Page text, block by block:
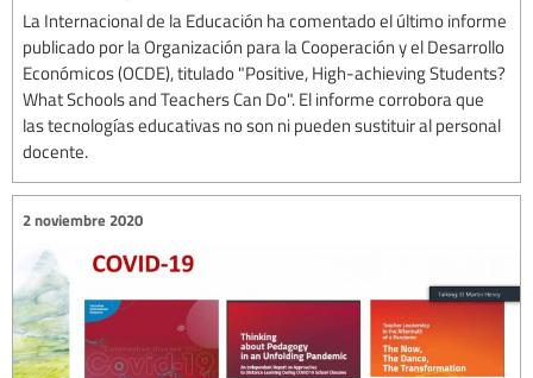
La Internacional de la Educación ha comentado el último informe
publicado por la Organización para la Cooperación y el Desarrollo
Económicos (OCDE), titulado "Positive, High-achieving Students?
What Schools and Teachers Can Do". El informe corrobora que
las tecnologías educativas no son ni pueden sustituir al personal
docente.
2 noviembre 2020